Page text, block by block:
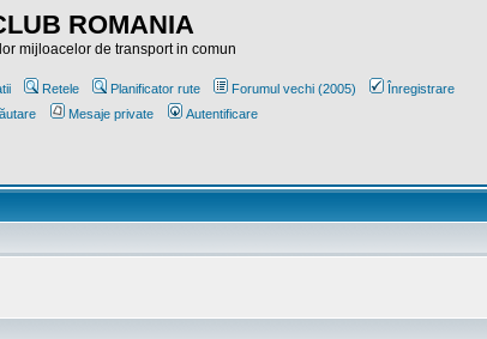
ROMANIA
mijloacelor de transport in comun
Retele Planificator rute Forumul vechi (2005)
Înregistrare
Mesaje private Autentificare